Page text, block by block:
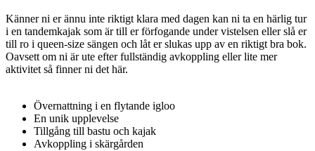
Känner ni er ännu inte riktigt klara med dagen kan ni ta en härlig tur
i en tandemkajak som är till er förfogande under vistelsen eller slå er
till ro i queen-size sängen och låt er slukas upp av en riktigt bra bok.
Oavsett om ni är ute efter fullständig avkoppling eller lite mer
aktivitet så finner ni det här.
Övernattning i en flytande igloo
En unik upplevelse
Tillgång till bastu och kajak
Avkoppling i skärgården